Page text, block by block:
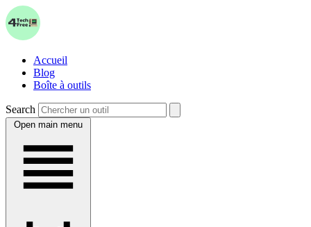
Accueil
Blog
Boîte à outils
Search
Open main menu